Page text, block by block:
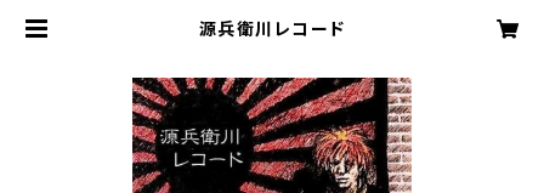
源兵衛川レコード